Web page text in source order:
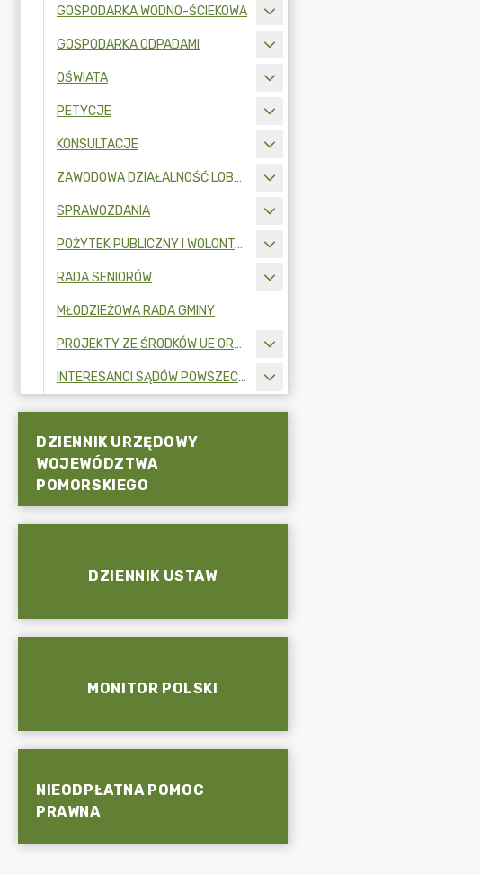
GOSPODARKA WODNO-ŚCIEKOWA
GOSPODARKA ODPADAMI
OŚWIATA
PETYCJE
KONSULTACJE
ZAWODOWA DZIAŁALNOŚĆ LOBBINGOWA
SPRAWOZDANIA
POŻYTEK PUBLICZNY I WOLONTARIAT
RADA SENIORÓW
MŁODZIEŻOWA RADA GMINY
PROJEKTY ZE ŚRODKÓW UE ORAZ FUNDUSZY ZEWNĘTRZNYCH
INTERESANCI SĄDÓW POWSZECHNYCH
DZIENNIK URZĘDOWY
WOJEWÓDZTWA
POMORSKIEGO
DZIENNIK USTAW
MONITOR POLSKI
NIEODPŁATNA POMOC
PRAWNA